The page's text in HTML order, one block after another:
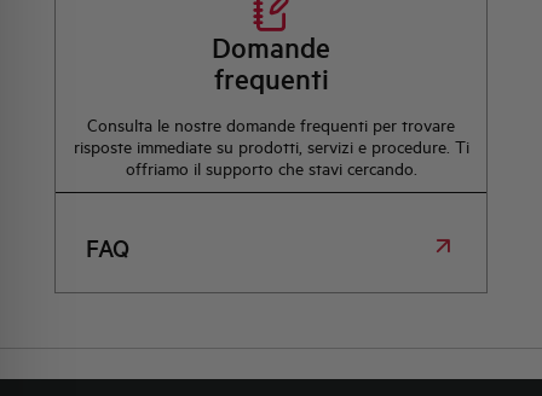
Domande
frequenti
Consulta le nostre domande frequenti per trovare
risposte immediate su prodotti, servizi e procedure. Ti
offriamo il supporto che stavi cercando.
FAQ